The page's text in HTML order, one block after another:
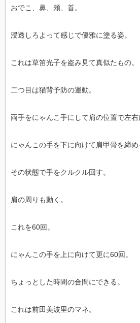
おでこ、鼻、頬、首。
浸透しろよって感じで優雅に塗る姿。
これは草笛光子を盗み見て真似たもの。
二つ目は猫背予防の運動。
両手をにゃんこ手にして肩の位置で左右
にゃんこの手を下に向けて肩甲骨を締め
その状態で手をクルクル回す。
肩の周りも動く。
これを60回。
にゃんこの手を上に向けて更に60回。
ちょっとした時間の合間にできる。
これは前田美波里のマネ。